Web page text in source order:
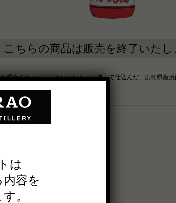
こちらの商品は販売を終了いたし
県産の紅あずま（さつまいも）を使って仕込んだ、広島県産
ルコール分： 25度
は
容を
。